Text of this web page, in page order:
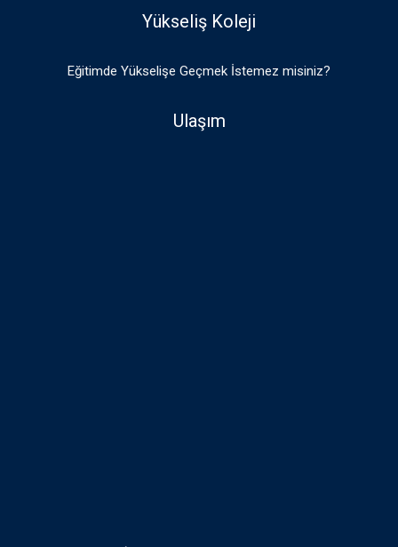
Yükseliş Koleji
Eğitimde Yükselişe Geçmek İstemez misiniz?
Ulaşım